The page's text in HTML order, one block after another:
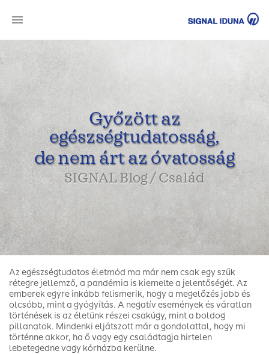
Győzött az
egészségtudatosság,
de nem árt az óvatosság
SIGNAL Blog / Család
Az egészségtudatos életmód ma már nem csak egy szűk
rétegre jellemző, a pandémia is kiemelte a jelentőségét. Az
emberek egyre inkább felismerik, hogy a megelőzés jobb és
olcsóbb, mint a gyógyítás. A negatív események és váratlan
történések is az életünk részei csakúgy, mint a boldog
pillanatok. Mindenki eljátszott már a gondolattal, hogy mi
történne akkor, ha ő vagy egy családtagja hirtelen
lebetegedne vagy kórházba kerülne.